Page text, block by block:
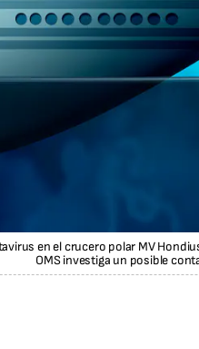
en el crucero polar MV
OMS investiga un posible